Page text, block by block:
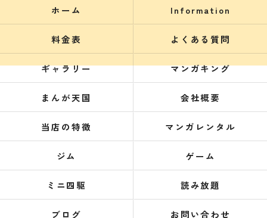
ホーム Information
料金表 よくある質問
ギャラリー マンガキング
まんが天国 会社概要
当店の特徴 マンガレンタル
ジム ゲーム
ミニ四駆 読み放題
ブログ お問い合わせ